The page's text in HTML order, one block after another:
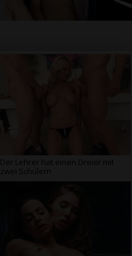
Der Lehrer hat einen Dreier mit
zwei Schülern